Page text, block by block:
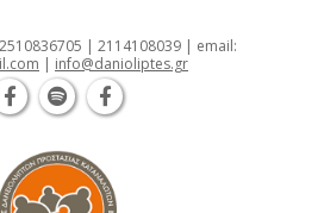
2510836705 | 2114108039 | email:
| info@danioliptes.gr